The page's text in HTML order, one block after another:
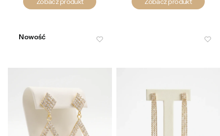
Nowość